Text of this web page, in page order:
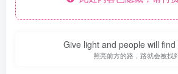
Give light and people will find
照亮前方的路，路就会被找